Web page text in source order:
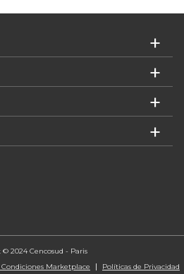
2024 Cencosud - Paris
Condiciones Marketplace Políticas de Privacidad